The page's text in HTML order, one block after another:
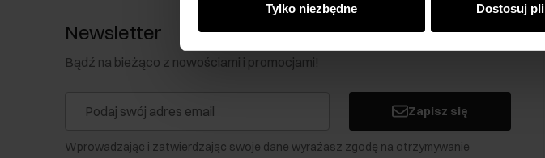
Tylko niezbędne Dostosuj
Newsletter
Bądź na bieżąco z nowościami i promocjami!
Zapisz się
Wprowadzając i zatwierdzając swoje dane wyrażasz zgodę na otrzymywanie